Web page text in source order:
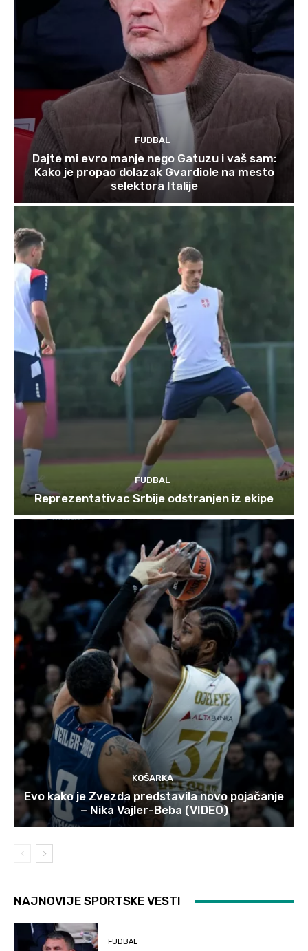
FUDBAL
Dajte mi evro manje nego Gatuzu i vaš sam:
Kako je propao dolazak Gvardiole na mesto
selektora Italije
FUDBAL
Reprezentativac Srbije odstranjen iz ekipe
KOŠARKA
Evo kako je Zvezda predstavila novo pojačanje
– Nika Vajler-Beba (VIDEO)
NAJNOVIJE SPORTSKE VESTI
FUDBAL